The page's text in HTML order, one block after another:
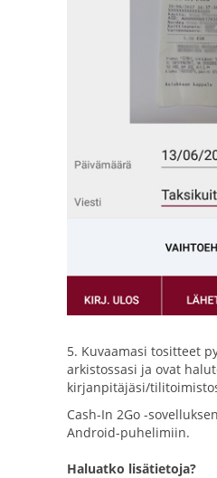
5. Kuvaamasi tositteet
arkistossasi ja ovat
kirjanpitäjäsi/
Cash-In 2Go -
Android-puhelimiin.
Haluatko lisätietoja?